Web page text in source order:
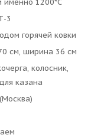
именно 1200*С
3
горячей ковки
см, ширина 36 см
колосник,
казана